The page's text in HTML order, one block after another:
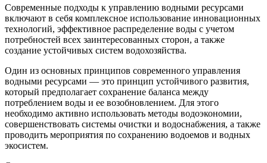
Современные подходы к управлению водными ресурсами
включают в себя комплексное использование инновационных
технологий, эффективное распределение воды с учетом
потребностей всех заинтересованных сторон, а также
создание устойчивых систем водохозяйства.
Один из основных принципов современного управления
водными ресурсами — это принцип устойчивого развития,
который предполагает сохранение баланса между
потреблением воды и ее возобновлением. Для этого
необходимо активно использовать методы водоэкономии,
совершенствовать системы очистки и водоснабжения, а также
проводить мероприятия по сохранению водоемов и водных
экосистем.